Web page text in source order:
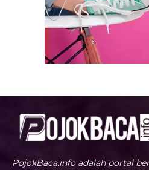
PojokBaca.info adalah portal